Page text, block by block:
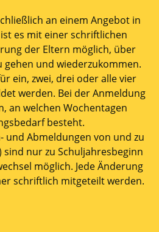
an einem Angebot in
es mit einer schriftlichen
der Eltern möglich, über
gehen und wiederzukommen.
ein, zwei, drei oder alle vier
werden. Bei der Anmeldung
an welchen Wochentagen
besteht.
und Abmeldungen von und zu
sind nur zu Schuljahresbeginn
möglich. Jede Änderung
schriftlich mitgeteilt werden.